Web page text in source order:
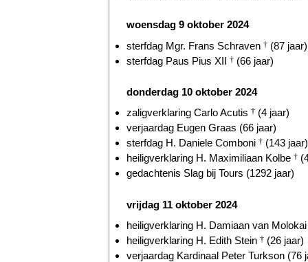
woensdag 9 oktober 2024
sterfdag Mgr. Frans Schraven † (87 jaar)
sterfdag Paus Pius XII † (66 jaar)
donderdag 10 oktober 2024
zaligverklaring Carlo Acutis † (4 jaar)
verjaardag Eugen Graas (66 jaar)
sterfdag H. Daniele Comboni † (143 jaar)
heiligverklaring H. Maximiliaan Kolbe †
gedachtenis Slag bij Tours (1292 jaar)
vrijdag 11 oktober 2024
heiligverklaring H. Damiaan van
heiligverklaring H. Edith Stein † (26 jaar)
verjaardag Kardinaal Peter Turkson (76